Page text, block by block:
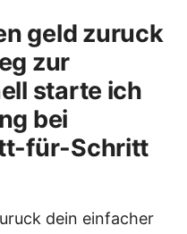
geld zuruck
zur
starte ich
bei
für-Schritt
dein einfacher